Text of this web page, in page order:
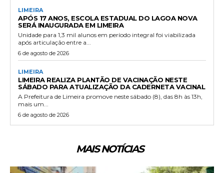
LIMEIRA
APÓS 17 ANOS, ESCOLA ESTADUAL DO LAGOA NOVA
SERÁ INAUGURADA EM LIMEIRA
Unidade para 1,3 mil alunos em período integral foi viabilizada
após articulação entre a...
6 de agosto de 2026
LIMEIRA
LIMEIRA REALIZA PLANTÃO DE VACINAÇÃO NESTE
SÁBADO PARA ATUALIZAÇÃO DA CADERNETA VACINAL
A Prefeitura de Limeira promove neste sábado (8), das 8h às 13h,
mais um...
6 de agosto de 2026
MAIS NOTÍCIAS